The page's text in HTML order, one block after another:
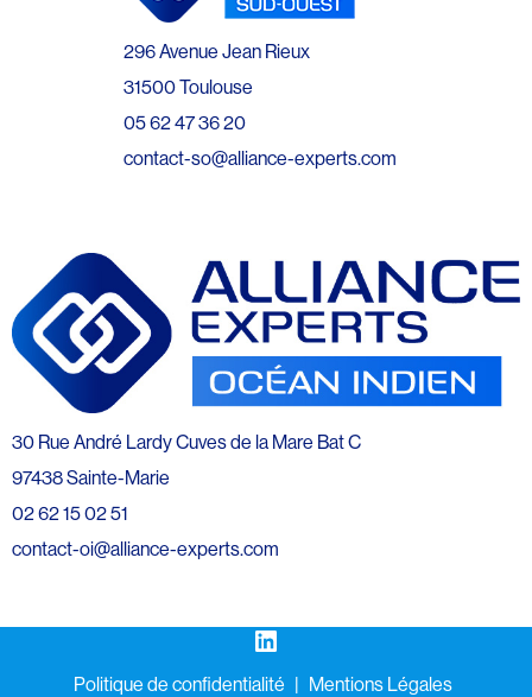
296 Avenue Jean Rieux
31500 Toulouse
05 62 47 36 20
contact-so@alliance-experts.com
30 Rue André Lardy Cuves de la Mare Bat C
97438 Sainte-Marie
02 62 15 02 51
contact-oi@alliance-experts.com
LinkedIn
Politique de confidentialité Mentions Légales